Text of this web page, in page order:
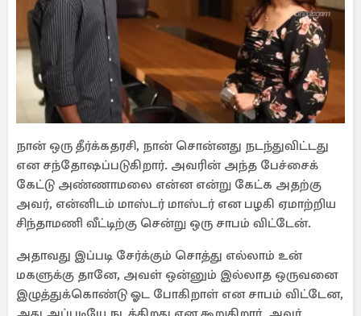
நான் ஒரு தீர்க்கதரசி, நான் சொன்னது நடந்துவிட்டது
என சந்தோஷப்படுகிறார். அவரின் அந்த பேச்சைக்
கேட்டு அண்ணாமலை என்ன என்று கேட்க அதற்கு
அவர், என்னிடம் மாஸ்டர் மாஸ்டர் என பழகி ஏமாற்றிய
சிந்தாமணி வீட்டிற்கு சென்று ஒரு சாபம் விட்டேன்.
அதாவது இப்படி சேர்க்கும் சொத்து எல்லாம் உன்
மகளுக்கு தானே, அவள் ஒன்னும் இல்லாத ஒருவனை
இழுத்துக்கொண்டு ஓட போகிறாள் என சாபம் விட்டேன,